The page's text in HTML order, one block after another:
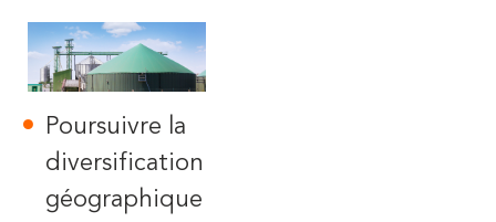
Poursuivre la
diversification
géographique